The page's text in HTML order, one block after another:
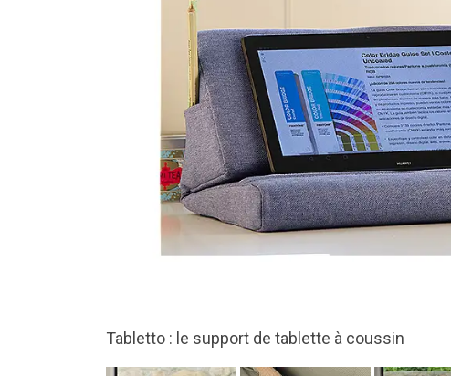
Confortable, léger et polyvalent